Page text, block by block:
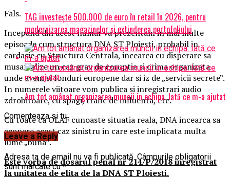
Fals.
Incepand din acest numar va prezentam in mai multe
episoade cum structura DNA ST Ploiesti, probabil in
cardasie cu Structura Centrala, incearca cu disperare sa
musamalize un caz grav de coruptie si crima organizata
unde avem si fonduri europene dar si iz de „servicii secrete”.
In numerele viitoare vom publica si inregistrari audio
zdrobitoare, cu spagi, trafic de influenta, etc.
Cu toate ca OLAF cunoaste situatia reala, DNA incearca sa
acopere acest caz sinistru in care este implicata multa
lume „buna”.
Este vorba de dosarul penal nr 214/P/2018 inregistrat
la unitatea de elita de la DNA ST Ploiesti.
TAG investește 500.000 de euro în retail în 2026, pentru
modernizarea magazinelor și extinderea portofoliului
Am tot amânat organizarea muncii in echipa. Iată ce m-a ajutat
Comenteaza si tu
Leave a Reply
Adresa ta de email nu va fi publicată. Câmpurile obligatorii
sunt marcate cu*